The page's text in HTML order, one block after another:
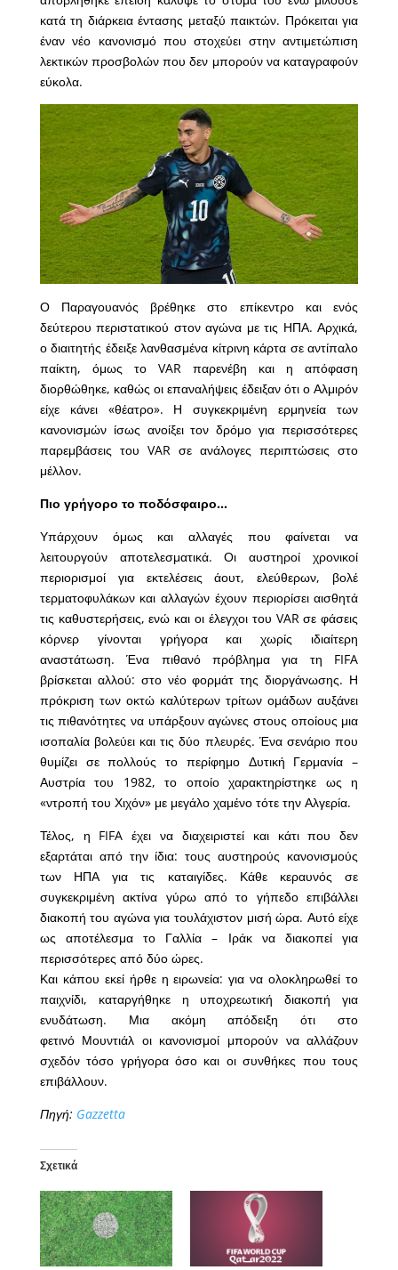
κατά τη διάρκεια έντασης μεταξύ παικτών. Πρόκειται για
έναν νέο κανονισμό που στοχεύει στην αντιμετώπιση
λεκτικών προσβολών που δεν μπορούν να καταγραφούν
εύκολα.
Ο Παραγουανός βρέθηκε στο επίκεντρο και ενός
δεύτερου περιστατικού στον αγώνα με τις ΗΠΑ. Αρχικά,
ο διαιτητής έδειξε λανθασμένα κίτρινη κάρτα σε αντίπαλο
παίκτη, όμως το VAR παρενέβη και η απόφαση
διορθώθηκε, καθώς οι επαναλήψεις έδειξαν ότι ο Αλμιρόν
είχε κάνει «θέατρο». Η συγκεκριμένη ερμηνεία των
κανονισμών ίσως ανοίξει τον δρόμο για περισσότερες
παρεμβάσεις του VAR σε ανάλογες περιπτώσεις στο
μέλλον.
Πιο γρήγορο το ποδόσφαιρο…
Υπάρχουν όμως και αλλαγές που φαίνεται να
λειτουργούν αποτελεσματικά. Οι αυστηροί χρονικοί
περιορισμοί για εκτελέσεις άουτ, ελεύθερων, βολέ
τερματοφυλάκων και αλλαγών έχουν περιορίσει αισθητά
τις καθυστερήσεις, ενώ και οι έλεγχοι του VAR σε φάσεις
κόρνερ γίνονται γρήγορα και χωρίς ιδιαίτερη
αναστάτωση. Ένα πιθανό πρόβλημα για τη FIFA
βρίσκεται αλλού: στο νέο φορμάτ της διοργάνωσης. Η
πρόκριση των οκτώ καλύτερων τρίτων ομάδων αυξάνει
τις πιθανότητες να υπάρξουν αγώνες στους οποίους μια
ισοπαλία βολεύει και τις δύο πλευρές. Ένα σενάριο που
θυμίζει σε πολλούς το περίφημο Δυτική Γερμανία –
Αυστρία του 1982, το οποίο χαρακτηρίστηκε ως η
«ντροπή του Χιχόν» με μεγάλο χαμένο τότε την Αλγερία.
Τέλος, η FIFA έχει να διαχειριστεί και κάτι που δεν
εξαρτάται από την ίδια: τους αυστηρούς κανονισμούς
των ΗΠΑ για τις καταιγίδες. Κάθε κεραυνός σε
συγκεκριμένη ακτίνα γύρω από το γήπεδο επιβάλλει
διακοπή του αγώνα για τουλάχιστον μισή ώρα. Αυτό είχε
ως αποτέλεσμα το Γαλλία – Ιράκ να διακοπεί για
περισσότερες από δύο ώρες.
Και κάπου εκεί ήρθε η ειρωνεία: για να ολοκληρωθεί το
παιχνίδι, καταργήθηκε η υποχρεωτική διακοπή για
ενυδάτωση. Μια ακόμη απόδειξη ότι στο
φετινό Μουντιάλ οι κανονισμοί μπορούν να αλλάζουν
σχεδόν τόσο γρήγορα όσο και οι συνθήκες που τους
επιβάλλουν.
Πηγή: Gazzetta
Σχετικά